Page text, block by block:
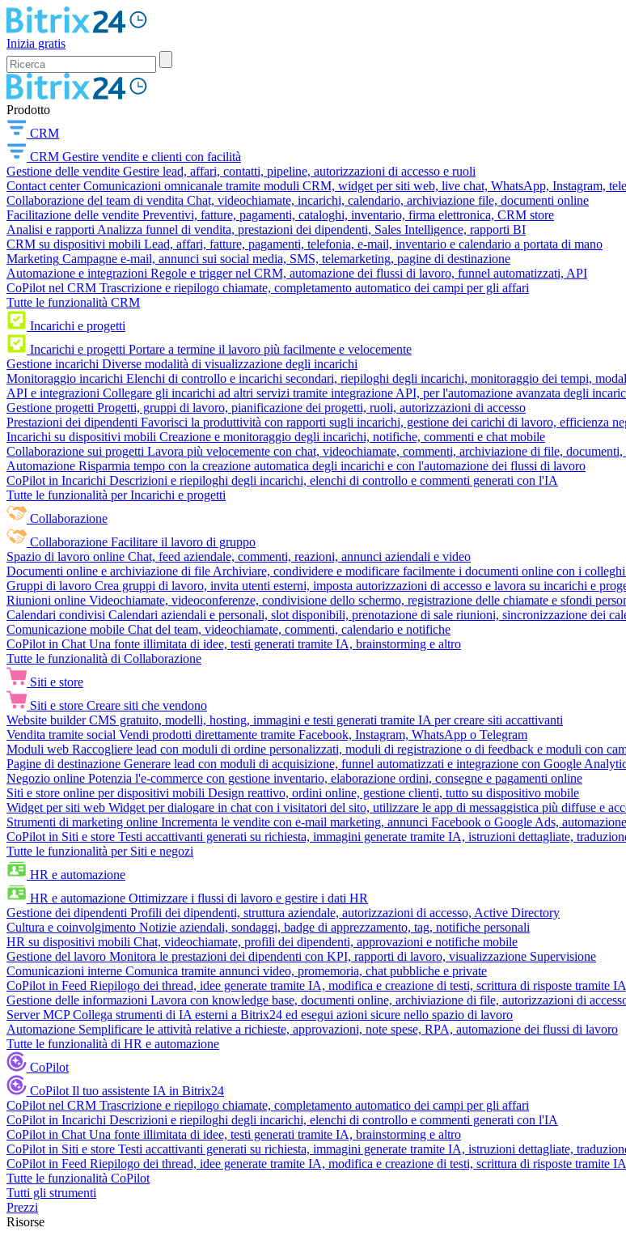
Inizia gratis
Prodotto
CRM
CRM Gestire vendite e clienti con facilità
Gestione delle vendite Gestire lead, affari, contatti, pipeline, autorizzazioni di accesso e ruoli
Contact center Comunicazioni omnicanale tramite moduli CRM, widget per siti web, live chat, WhatsApp, Instagram,
Collaborazione del team di vendita Chat, videochiamate, incarichi, calendario, archiviazione file, documenti online
Facilitazione delle vendite Preventivi, fatture, pagamenti, cataloghi, inventario, firma elettronica, CRM store
Analisi e rapporti Analizza funnel di vendita, prestazioni dei dipendenti, Sales Intelligence, rapporti BI
CRM su dispositivi mobili Lead, affari, fatture, pagamenti, telefonia, e-mail, inventario e calendario a portata di mano
Marketing Campagne e-mail, annunci sui social media, SMS, telemarketing, pagine di destinazione
Automazione e integrazioni Regole e trigger nel CRM, automazione dei flussi di lavoro, funnel automatizzati, API
CoPilot nel CRM Trascrizione e riepilogo chiamate, completamento automatico dei campi per gli affari
Tutte le funzionalità CRM
Incarichi e progetti
Incarichi e progetti Portare a termine il lavoro più facilmente e velocemente
Gestione incarichi Diverse modalità di visualizzazione degli incarichi
Monitoraggio incarichi Elenchi di controllo e incarichi secondari, riepiloghi degli incarichi, monitoraggio dei tempi,
API e integrazioni Collegare gli incarichi ad altri servizi tramite integrazione API, per l'automazione avanzata degli
Gestione progetti Progetti, gruppi di lavoro, pianificazione dei progetti, ruoli, autorizzazioni di accesso
Prestazioni dei dipendenti Favorisci la produttività con rapporti sugli incarichi, gestione dei carichi di lavoro, efficienza
Incarichi su dispositivi mobili Creazione e monitoraggio degli incarichi, notifiche, commenti e chat mobile
Collaborazione sui progetti Lavora più velocemente con chat, videochiamate, commenti, archiviazione di file,
Automazione Risparmia tempo con la creazione automatica degli incarichi e con l'automazione dei flussi di lavoro
CoPilot in Incarichi Descrizioni e riepiloghi degli incarichi, elenchi di controllo e commenti generati con l'IA
Tutte le funzionalità per Incarichi e progetti
Collaborazione
Collaborazione Facilitare il lavoro di gruppo
Spazio di lavoro online Chat, feed aziendale, commenti, reazioni, annunci aziendali e video
Documenti online e archiviazione di file Archiviare, condividere e modificare facilmente i documenti online con i
Gruppi di lavoro Crea gruppi di lavoro, invita utenti esterni, imposta autorizzazioni di accesso e lavora su incarichi e
Riunioni online Videochiamate, videoconferenze, condivisione dello schermo, registrazione delle chiamate e sfondi
Calendari condivisi Calendari aziendali e personali, slot disponibili, prenotazione di sale riunioni, sincronizzazione dei
Comunicazione mobile Chat del team, videochiamate, commenti, calendario e notifiche
CoPilot in Chat Una fonte illimitata di idee, testi generati tramite IA, brainstorming e altro
Tutte le funzionalità di Collaborazione
Siti e store
Siti e store Creare siti che vendono
Website builder CMS gratuito, modelli, hosting, immagini e testi generati tramite IA per creare siti accattivanti
Vendita tramite social Vendi prodotti direttamente tramite Facebook, Instagram, WhatsApp o Telegram
Moduli web Raccogliere lead con moduli di ordine personalizzati, moduli di registrazione o di feedback e moduli con
Pagine di destinazione Generare lead con moduli di acquisizione, funnel automatizzati e integrazione con Google
Negozio online Potenzia l'e-commerce con gestione inventario, elaborazione ordini, consegne e pagamenti online
Siti e store online per dispositivi mobili Design reattivo, ordini online, gestione clienti, tutto su dispositivo mobile
Widget per siti web Widget per dialogare in chat con i visitatori del sito, utilizzare le app di messaggistica più diffuse e
Strumenti di marketing online Incrementa le vendite con e-mail marketing, annunci Facebook o Google Ads,
CoPilot in Siti e store Testi accattivanti generati su richiesta, immagini generate tramite IA, istruzioni dettagliate,
Tutte le funzionalità per Siti e negozi
HR e automazione
HR e automazione Ottimizzare i flussi di lavoro e gestire i dati HR
Gestione dei dipendenti Profili dei dipendenti, struttura aziendale, autorizzazioni di accesso, Active Directory
Cultura e coinvolgimento Notizie aziendali, sondaggi, badge di apprezzamento, tag, notifiche personali
HR su dispositivi mobili Chat, videochiamate, profili dei dipendenti, approvazioni e notifiche mobile
Gestione del lavoro Monitora le prestazioni dei dipendenti con KPI, rapporti di lavoro, visualizzazione Supervisione
Comunicazioni interne Comunica tramite annunci video, promemoria, chat pubbliche e private
CoPilot in Feed Riepilogo dei thread, idee generate tramite IA, modifica e creazione di testi, scrittura di risposte tramite
Gestione delle informazioni Lavora con knowledge base, documenti online, archiviazione di file, autorizzazioni di
Server MCP Collega strumenti di IA esterni a Bitrix24 ed esegui azioni sicure nello spazio di lavoro
Automazione Semplificare le attività relative a richieste, approvazioni, note spese, RPA, automazione dei flussi di lavoro
Tutte le funzionalità di HR e automazione
CoPilot
CoPilot Il tuo assistente IA in Bitrix24
CoPilot nel CRM Trascrizione e riepilogo chiamate, completamento automatico dei campi per gli affari
CoPilot in Incarichi Descrizioni e riepiloghi degli incarichi, elenchi di controllo e commenti generati con l'IA
CoPilot in Chat Una fonte illimitata di idee, testi generati tramite IA, brainstorming e altro
CoPilot in Siti e store Testi accattivanti generati su richiesta, immagini generate tramite IA, istruzioni dettagliate,
CoPilot in Feed Riepilogo dei thread, idee generate tramite IA, modifica e creazione di testi, scrittura di risposte tramite
Tutte le funzionalità CoPilot
Tutti gli strumenti
Prezzi
Risorse